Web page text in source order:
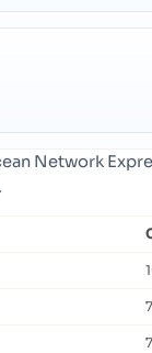
Network